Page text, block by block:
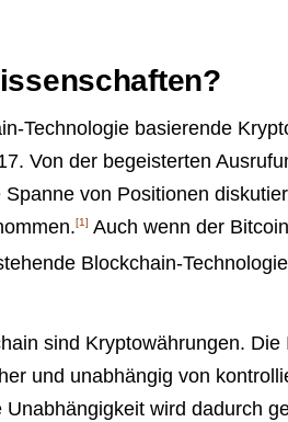
Technologie basierende
Von der begeisterten
von Positionen
[1] Auch wenn der
Blockchain-
sind Kryptowährungen.
und unabhängig von
wird dadurch